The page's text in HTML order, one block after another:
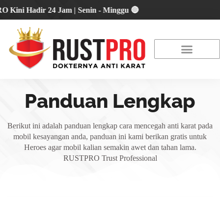
Hadir 24 Jam | Senin - Minggu 🔴
Panduan Lengkap
Berikut ini adalah panduan lengkap cara mencegah anti karat pada
mobil kesayangan anda, panduan ini kami berikan gratis untuk
Heroes agar mobil kalian semakin awet dan tahan lama.
RUSTPRO Trust Professional